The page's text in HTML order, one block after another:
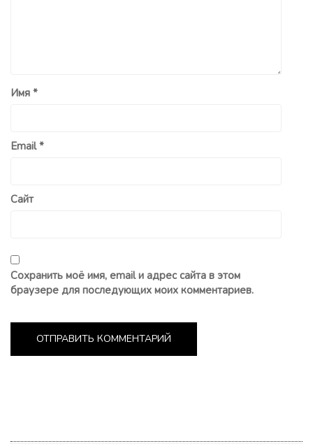
Имя *
Email*
Сайт
Сохранить моё имя, email и адрес сайта в этом
браузере для последующих моих комментариев.